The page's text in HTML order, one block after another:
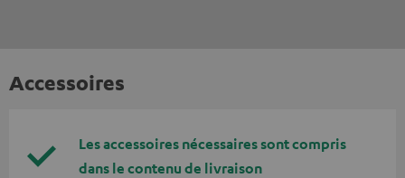
Accessoires
Les accessoires nécessaires sont compris
dans le contenu de livraison